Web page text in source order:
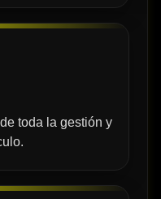
toda la gestión y